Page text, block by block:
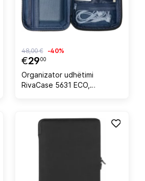
€2900
48,00 € -40%
Organizator udhëtimi
RivaCase 5631 ECO,